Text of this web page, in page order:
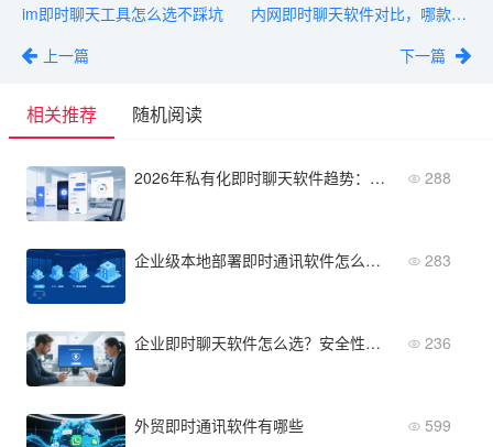
im即时聊天工具怎么选不踩坑
上一篇
内网即时聊天软件对比，哪款更适合中小企业？
下一篇
相关推荐 随机阅读
2026年私有化即时聊天软件趋势：哪些功能将成为企业刚需？ 288
企业级本地部署即时通讯软件怎么选？不同规模的适配方案 283
企业即时聊天软件怎么选？安全性与隐私保护关键点解析 236
外贸即时通讯软件有哪些 599